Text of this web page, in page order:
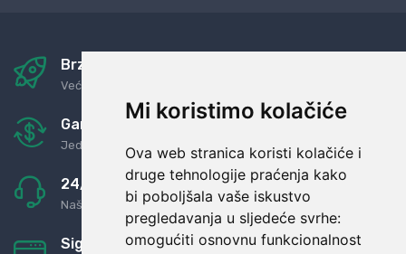
Mi koristimo kolačiće
Ova web stranica koristi kolačiće i
druge tehnologije praćenja kako
bi poboljšala vaše iskustvo
pregledavanja u sljedeće svrhe:
omogućiti osnovnu funkcionalnost
Brza i sigurna dostava
Već za nekoliko dana kod vas
Garancija u povrat novaca
Jednostavno pravilo: Roba za novac
24/7 odlična podrška
Naši agenti uvijek na raspolaganju
Sigurno obročno plaćanje